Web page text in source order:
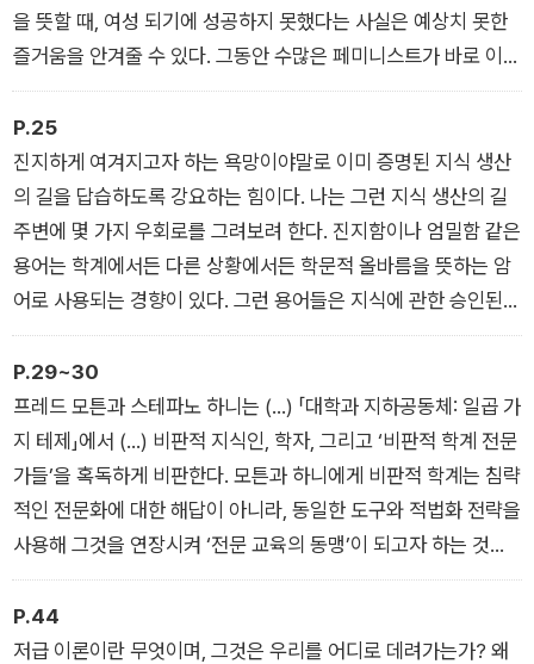
을 뜻할 때, 여성 되기에 성공하지 못했다는 사실은 예상치 못한
즐거움을 안겨줄 수 있다. 그동안 수많은 페미니스트가 바로 이
메시지를 다양한 방식으로 전해왔다.
P.25
진지하게 여겨지고자 하는 욕망이야말로 이미 증명된 지식 생산
의 길을 답습하도록 강요하는 힘이다. 나는 그런 지식 생산의 길
주변에 몇 가지 우회로를 그려보려 한다. 진지함이나 엄밀함 같은
용어는 학계에서든 다른 상황에서든 학문적 올바름을 뜻하는 암
어로 사용되는 경향이 있다. 그런 용어들은 지식에 관한 승인된
방법론에 따라 이미 알려진 것을 공식화하는 훈련 및 학습의 한
형태를 나타내지만, 시각적 통찰이나 분방한 상상력은 감안하지
않는다. 어떤 종류든 간에 훈련은 벤야민식의 지식 접근법, 즉 지
도에 표시되지 않은 길을 따라 “틀린” 방향으로 걸어가기를 거부
하는 방식으로 이루어진다. 그것은 명확히 밝혀진 영역에 머물러
있겠다는 뜻이며, 출발하기도 전에 가야 할 방향을 정확히 알고
있다는 뜻이다.
P.29~30
프레드 모튼과 스테파노 하니는 (…) 「대학과 지하공동체: 일곱 가
지 테제」에서 (…) 비판적 지식인, 학자, 그리고 ‘비판적 학계 전문
가들’을 혹독하게 비판한다. 모튼과 하니에게 비판적 학계는 침략
적인 전문화에 대한 해답이 아니라, 동일한 도구와 적법화 전략을
사용해 그것을 연장시켜 ‘전문 교육의 동맹’이 되고자 하는 것일
뿐이다. (…) 그러면 대학의 지하공동체는 무엇이 되고자 하는가?
시험 성적과 평가 시스템에 얽매이지 않는 일련의 지적 실천을 통
해 탈주하는 지식인들로 구성된 비전문가 집단을 구성하고자 한
P.44
저급 이론이란 무엇이며, 그것은 우리를 어디로 데려가는가? 왜